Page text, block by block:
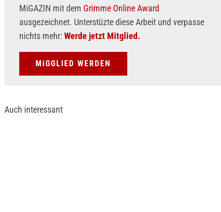
MiGAZIN mit dem Grimme Online Award
ausgezeichnet. Unterstüzte diese Arbeit und verpasse
nichts mehr: Werde jetzt Mitglied.
MiGGLIED WERDEN
Auch interessant